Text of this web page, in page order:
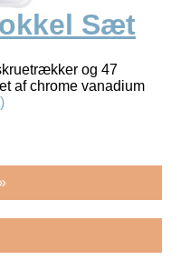
Sæt
og 47
af chrome vanadium